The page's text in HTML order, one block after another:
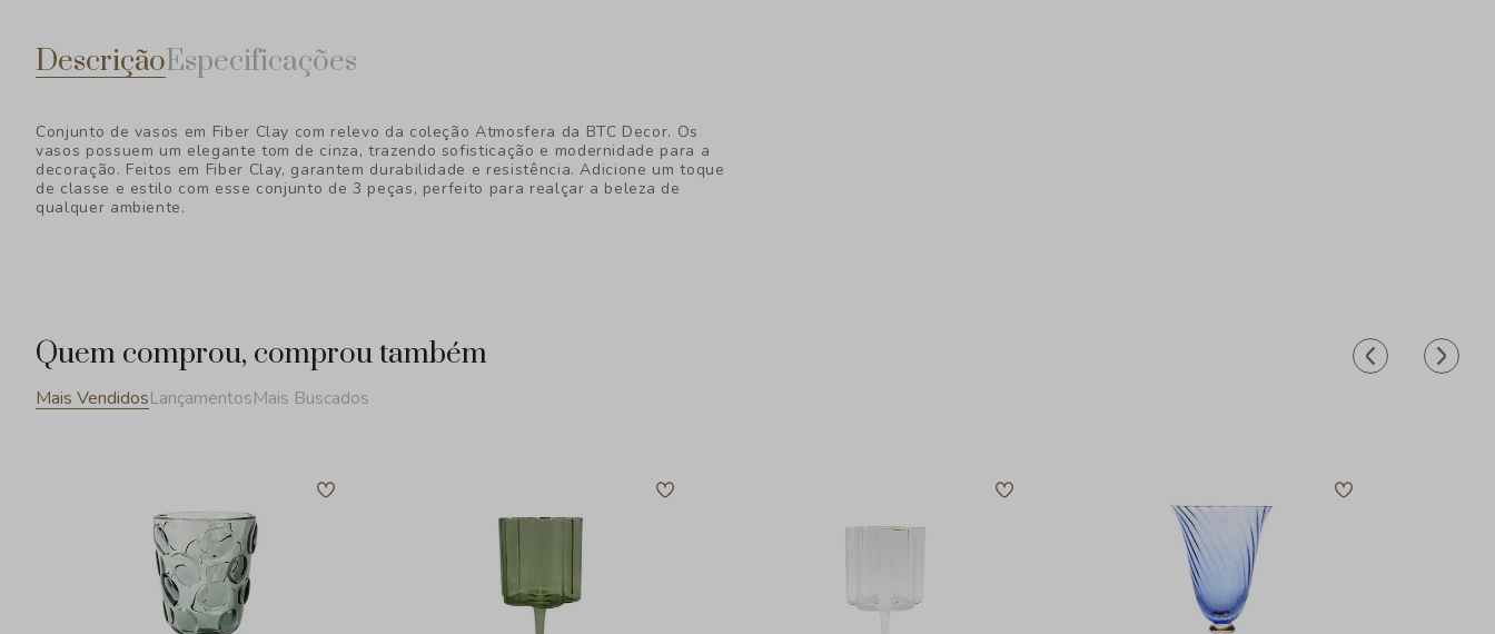
DescriçãoEspecificações
Conjunto de vasos em Fiber Clay com relevo da coleção Atmosfera da BTC Decor. Os
vasos possuem um elegante tom de cinza, trazendo sofisticação e modernidade para a
decoração. Feitos em Fiber Clay, garantem durabilidade e resistência. Adicione um toque
de classe e estilo com esse conjunto de 3 peças, perfeito para realçar a beleza de
qualquer ambiente.
Quem comprou, comprou também
Mais VendidosLançamentosMais Buscados